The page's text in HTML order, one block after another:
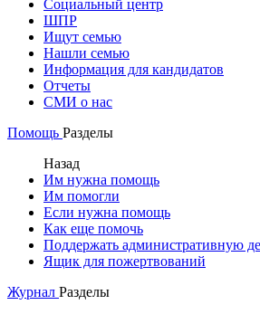
Социальный центр
ШПР
Ищут семью
Нашли семью
Информация для кандидатов
Отчеты
СМИ о нас
Помощь Разделы
Назад
Им нужна помощь
Им помогли
Если нужна помощь
Как еще помочь
Поддержать административную
Ящик для пожертвований
Журнал Разделы